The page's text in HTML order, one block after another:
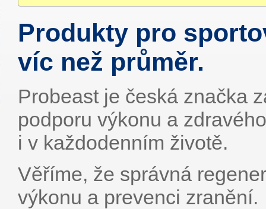
Produkty pro
víc než průměr.
Probeast je česká značka
podporu výkonu a
i v každodenním životě.
Věříme, že správná
výkonu a prevenci zranění.